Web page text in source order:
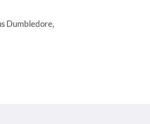
Dumbledore,